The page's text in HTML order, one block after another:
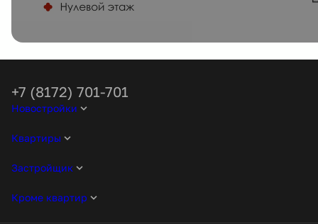
Новостройки
Квартиры
Застройщик
Кроме квартир
+7 (8172) 701-701